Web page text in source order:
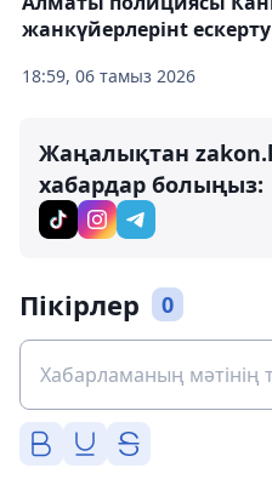
18:59, 06 тамыз 2026
жанкүйерлерінt
Жаңалықтан
хабардар болыңыз:
Пікірлер 0